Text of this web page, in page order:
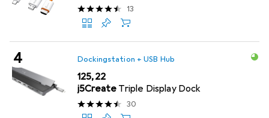
13
Dockingstation + USB Hub
EUR
125,22
j5Create Triple Display Dock
30